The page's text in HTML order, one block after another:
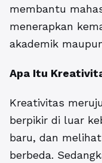
membantu
menerapkan
akademik
Apa Itu
Kreativitas
berpikir di luar
baru, dan
berbeda.